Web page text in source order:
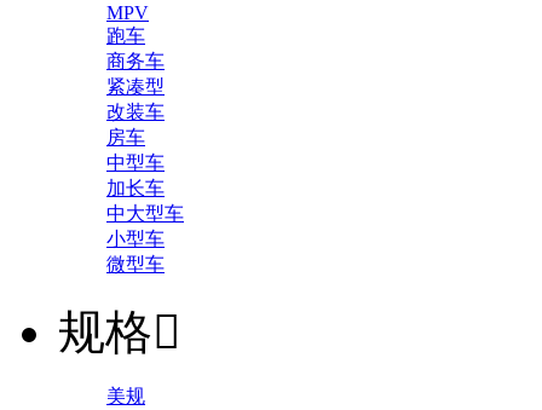
MPV
跑车
商务车
紧凑型
改装车
房车
中型车
加长车
中大型车
小型车
微型车
规格
美规